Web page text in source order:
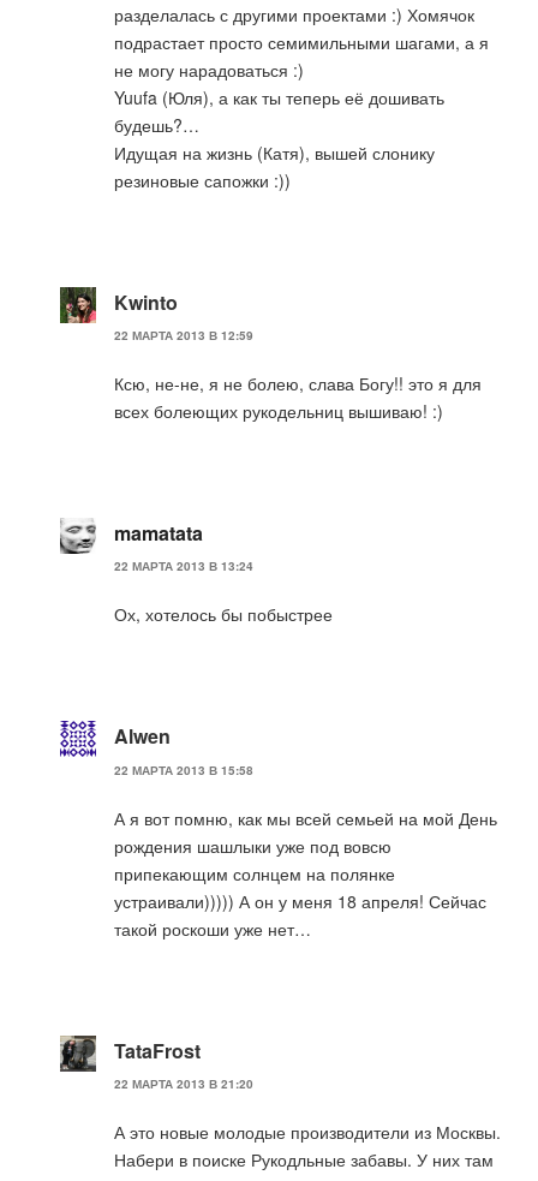
разделалась с другими проектами :) Хомячок
подрастает просто семимильными шагами, а я
не могу нарадоваться :)
Yuufa (Юля), а как ты теперь её дошивать
будешь?…
Идущая на жизнь (Катя), вышей слонику
резиновые сапожки :))
Kwinto
22 МАРТА 2013 В 12:59
Ксю, не-не, я не болею, слава Богу!! это я для
всех болеющих рукодельниц вышиваю! :)
mamatata
22 МАРТА 2013 В 13:24
Ох, хотелось бы побыстрее
Alwen
22 МАРТА 2013 В 15:58
А я вот помню, как мы всей семьей на мой День
рождения шашлыки уже под вовсю
припекающим солнцем на полянке
устраивали))))) А он у меня 18 апреля! Сейчас
такой роскоши уже нет…
TataFrost
22 МАРТА 2013 В 21:20
А это новые молодые производители из Москвы.
Набери в поиске Рукодльные забавы. У них там